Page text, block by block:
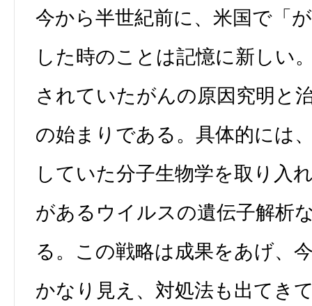
今から半世紀前に、米国で「
した時のことは記憶に新しい
されていたがんの原因究明と
の始まりである。具体的には
していた分子生物学を取り入
があるウイルスの遺伝子解析
る。この戦略は成果をあげ、
かなり見え、対処法も出てき